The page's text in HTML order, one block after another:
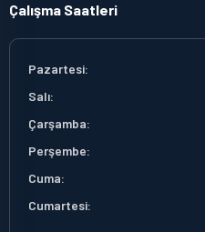
Çalışma Saatleri
Pazartesi:
Salı:
Çarşamba:
Perşembe:
Cuma:
Cumartesi: